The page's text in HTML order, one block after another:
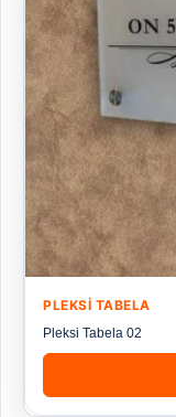
PLEKSI TABELA
Pleksi Tabela 02